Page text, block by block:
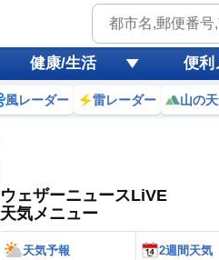
健康/生活 便利
風レーダー 雷レーダー 山の
風
黄砂
天気 台風
ウェザーニュースLiVE
天気メニュー
天気予報 2週間天気